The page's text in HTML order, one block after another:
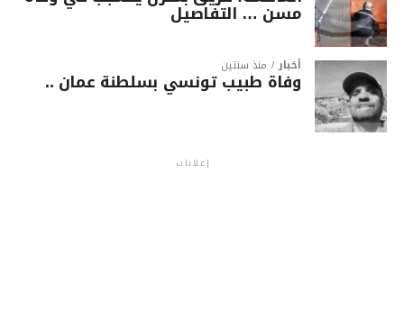
مسن … التفاصيل
أخبار منذ سنتين
وفاة طبيب تونسي بسلطنة عمان ..
إعلانات